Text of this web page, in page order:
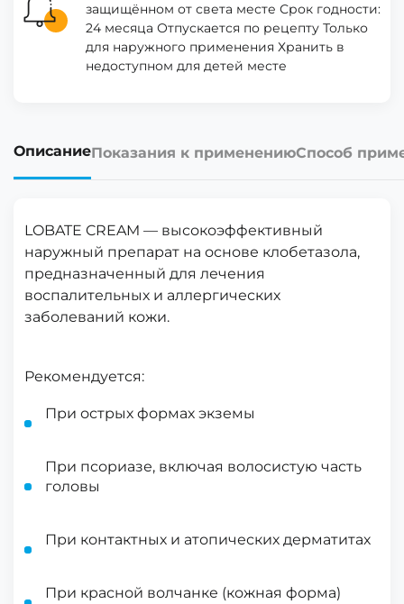
защищённом от света месте Срок годности:
24 месяца Отпускается по рецепту Только
для наружного применения Хранить в
недоступном для детей месте
ОписаниеПоказания к применениюСпособ
LOBATE CREAM — высокоэффективный
наружный препарат на основе клобетазола,
предназначенный для лечения
воспалительных и аллергических
заболеваний кожи.
Рекомендуется:
При острых формах экземы
При псориазе, включая волосистую часть
головы
При контактных и атопических дерматитах
При красной волчанке (кожная форма)